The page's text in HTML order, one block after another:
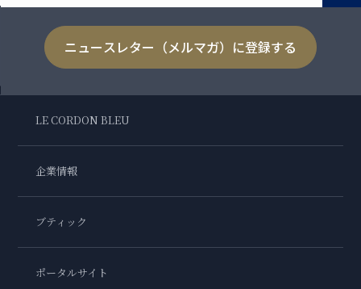
ニュースレター（メルマガ）に登録する
LE CORDON BLEU
企業情報
ブティック
ポータルサイト